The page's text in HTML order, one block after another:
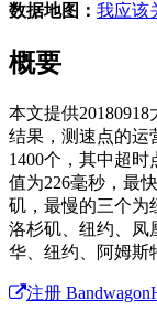
数据地图： 我应该
概要
本文提供
结果，测速点的运
1400个，其中超
值为226毫秒，最
矶，最慢的三个为
洛杉矶、纽约、凤
华、纽约、阿姆斯
注册